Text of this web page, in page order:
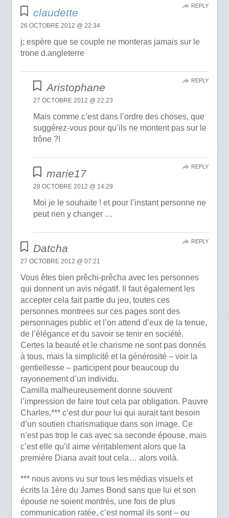
claudette
26 OCTOBRE 2012 @ 22:34
j; espère que se couple ne monteras jamais sur le
trone d.angleterre
REPLY
Aristophane
27 OCTOBRE 2012 @ 22:23
Mais comme c’est dans l’ordre des choses, que
suggérez-vous pour qu’ils ne montent pas sur le
trône ?!
REPLY
marie17
28 OCTOBRE 2012 @ 14:29
Moi je le souhaite ! et pour l’instant personne ne
peut rien y changer …
REPLY
Datcha
27 OCTOBRE 2012 @ 07:21
Vous êtes bien prêchi-prêcha avec les personnes
qui donnent un avis négatif. Il faut également les
accepter cela fait partie du jeu, toutes ces
personnes montrees sur ces pages sont des
personnages public et l’on attend d’eux de la tenue,
de l’élégance et du savoir se tenir en société.
Certes la beauté et le charisme ne sont pas donnés
à tous, mais la simplicité et la générosité – voir la
gentiellesse – participent pour beaucoup du
rayonnement d’un individu.
Camilla malheureusement donne souvent
l’impression de faire tout cela par obligation. Pauvre
Charles,*** c’est dur pour lui qui aurait tant besoin
d’un soutien charismatique dans son image. Ce
n’est pas trop le cas avec sa seconde épouse, mais
c’est elle qu’il aime véritablement alors que la
première Diana avait tout cela… alors voilà.
*** nous avons vu sur tous les médias visuels et
écrits la 1ère du James Bond sans que lui et son
épouse ne soient montrés, une fois de plus
communication ratée, c’est normal ils sont – ou
REPLY